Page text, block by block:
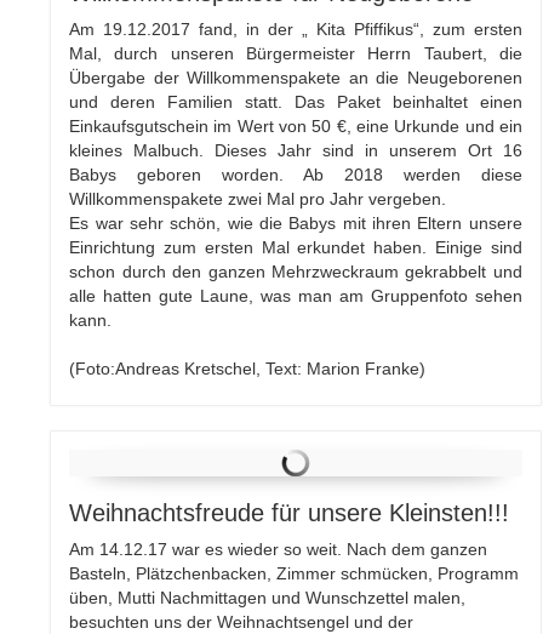
Am 19.12.2017 fand, in der „ Kita Pfiffikus“, zum ersten
Mal, durch unseren Bürgermeister Herrn Taubert, die
Übergabe der Willkommenspakete an die Neugeborenen
und deren Familien statt. Das Paket beinhaltet einen
Einkaufsgutschein im Wert von 50 €, eine Urkunde und ein
kleines Malbuch. Dieses Jahr sind in unserem Ort 16
Babys geboren worden. Ab 2018 werden diese
Willkommenspakete zwei Mal pro Jahr vergeben.
Es war sehr schön, wie die Babys mit ihren Eltern unsere
Einrichtung zum ersten Mal erkundet haben. Einige sind
schon durch den ganzen Mehrzweckraum gekrabbelt und
alle hatten gute Laune, was man am Gruppenfoto sehen
kann.
(Foto:Andreas Kretschel, Text: Marion Franke)
Weihnachtsfreude für unsere Kleinsten!!!
Am 14.12.17 war es wieder so weit. Nach dem ganzen
Basteln, Plätzchenbacken, Zimmer schmücken, Programm
üben, Mutti Nachmittagen und Wunschzettel malen,
besuchten uns der Weihnachtsengel und der